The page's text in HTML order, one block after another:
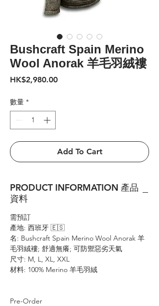
Bushcraft Spain Merino
Wool Anorak 羊毛羽絨褸
HK$2,980.00價
數量 *
Add To Cart
PRODUCT INFORMATION 產品
資料
需預訂
產地: 西班牙 🇪🇸
名: Bushcraft Spain Merino Wool Anorak 羊
毛羽絨褸; 舒適無癢; 可防禦惡劣天氣
尺寸: M, L, XL, XXL
材料: 100% Merino 羊毛羽絨
Pre-Order